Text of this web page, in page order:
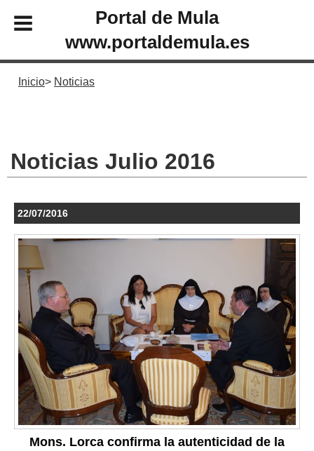
Portal de Mula
www.portaldemula.es
Inicio Noticias
Noticias Julio 2016
22/07/2016
Mons. Lorca confirma la autenticidad de la